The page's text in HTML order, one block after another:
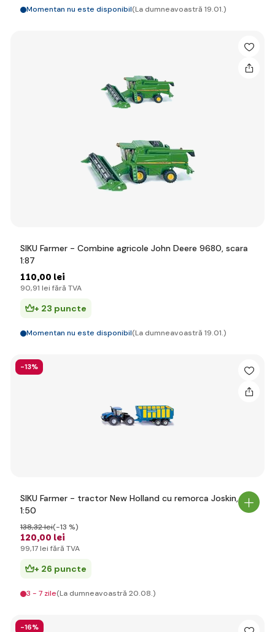
Momentan nu este disponibil(La dumneavoastră 19.01.)
SIKU Farmer - Combine agricole John Deere 9680, scara
1:87
110,00 lei
90,91 lei fără TVA
+ 23 puncte
Momentan nu este disponibil(La dumneavoastră 19.01.)
-13%
SIKU Farmer - tractor New Holland cu remorca Joskin,
1:50
120,00 lei
138,32 lei(-13 %)
99,17 lei fără TVA
+ 26 puncte
3 - 7 zile(La dumneavoastră 20.08.)
-16%